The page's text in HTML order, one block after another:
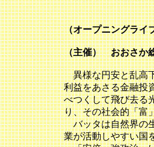
（ピースボー
（オープニングラ
（主催） おおさか
異様な円安と乱高
利益をあさる金融投
べつくして飛び去る
り、その社会的「富
バッタは自然界の
業が活動しやすい国